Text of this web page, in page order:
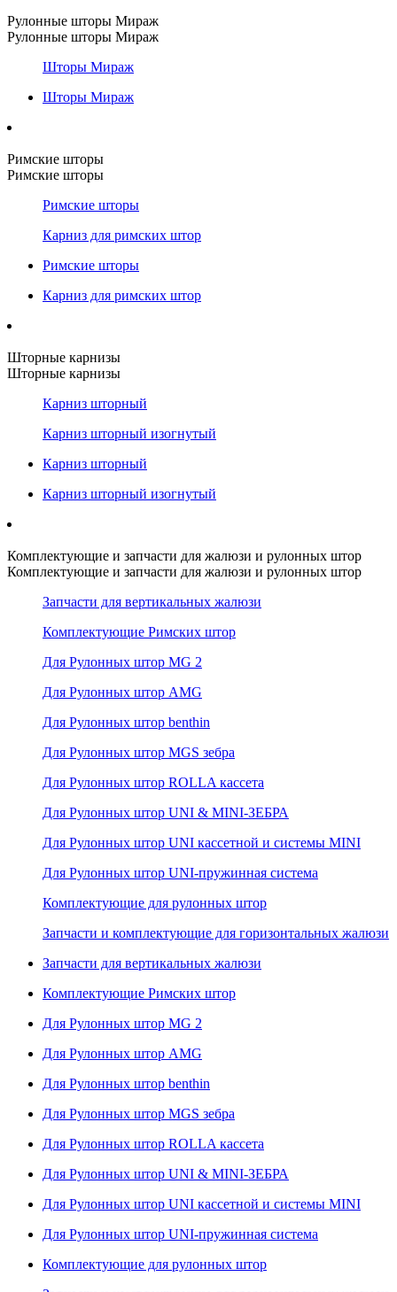
Рулонные шторы Мираж
Рулонные шторы Мираж
Шторы Мираж
Шторы Мираж
Римские шторы
Римские шторы
Римские шторы
Карниз для римских штор
Римские шторы
Карниз для римских штор
Шторные карнизы
Шторные карнизы
Карниз шторный
Карниз шторный изогнутый
Карниз шторный
Карниз шторный изогнутый
Комплектующие и запчасти для жалюзи и рулонных штор
Комплектующие и запчасти для жалюзи и рулонных штор
Запчасти для вертикальных жалюзи
Комплектующие Римских штор
Для Рулонных штор MG 2
Для Рулонных штор AMG
Для Рулонных штор benthin
Для Рулонных штор MGS зебра
Для Рулонных штор ROLLA кассета
Для Рулонных штор UNI & MINI-ЗЕБРА
Для Рулонных штор UNI кассетной и системы MINI
Для Рулонных штор UNI-пружинная система
Комплектующие для рулонных штор
Запчасти и комплектующие для горизонтальных жалюзи
Запчасти для вертикальных жалюзи
Комплектующие Римских штор
Для Рулонных штор MG 2
Для Рулонных штор AMG
Для Рулонных штор benthin
Для Рулонных штор MGS зебра
Для Рулонных штор ROLLA кассета
Для Рулонных штор UNI & MINI-ЗЕБРА
Для Рулонных штор UNI кассетной и системы MINI
Для Рулонных штор UNI-пружинная система
Комплектующие для рулонных штор